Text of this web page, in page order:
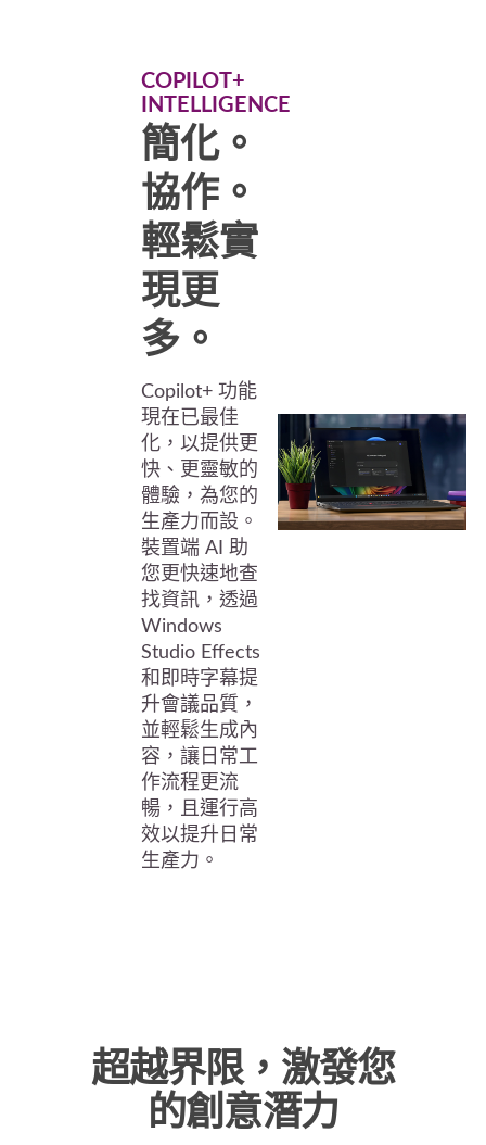
COPILOT+
INTELLIGENCE
簡化。
協作。
輕鬆實
現更
多。
Copilot+ 功能
現在已最佳
化，以提供更
快、更靈敏的
體驗，為您的
生產力而設。
裝置端 AI 助
您更快速地查
找資訊，透過
Windows
Studio Effects
和即時字幕提
升會議品質，
並輕鬆生成內
容，讓日常工
作流程更流
暢，且運行高
效以提升日常
生產力。
超越界限，激發您
的創意潛力